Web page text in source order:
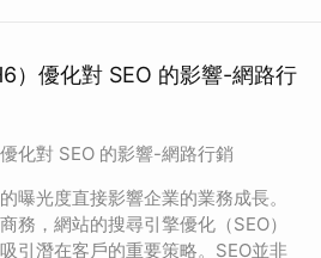
）優化對 SEO 的影響-網路行
化對 SEO 的影響-網路行銷
曝光度直接影響企業的業務成長。
務，網站的搜尋引擎優化（SEO）
引潛在客戶的重要策略。SEO並非